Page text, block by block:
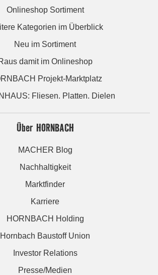
Onlineshop Sortiment
Kategorien im Überblick
Neu im Sortiment
damit im Onlineshop
Projekt-Marktplatz
Fliesen. Platten. Dielen
Über HORNBACH
MACHER Blog
Nachhaltigkeit
Marktfinder
Karriere
HORNBACH Holding
Hornbach Baustoff Union
Investor Relations
Presse/Medien